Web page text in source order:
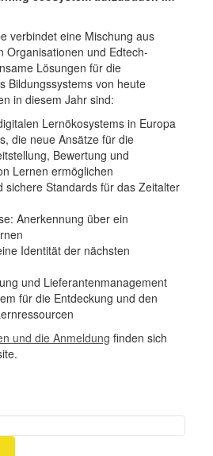
verbindet eine Mischung aus
Organisationen und Edtech-
Lösungen für die
Bildungssystems von heute
in diesem Jahr sind:
Lernökosystems in Europa
die neue Ansätze für die
Bewertung und
Lernen ermöglichen
sichere Standards für das Zeitalter
Anerkennung über ein
Identität der nächsten
und Lieferantenmanagement
für die Entdeckung und den
und die Anmeldung finden sich